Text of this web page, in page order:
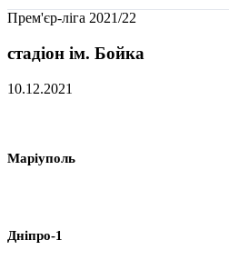
Прем'єр-ліга 2021/22
стадіон ім. Бойка
10.12.2021
Маріуполь
Дніпро-1